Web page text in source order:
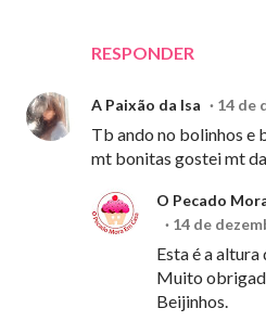
RESPONDER
A Paixão da Isa 14 de
Tb ando no bolinhos e
mt bonitas gostei mt
O Pecado
14 de
Esta é a
Muito
Beijinhos.